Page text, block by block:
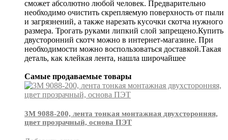
сможет абсолютно любой человек. Предварительно
необходимо очистить скрепляемую поверхность от пыли
и загрязнений, а также нарезать кусочки скотча нужного
размера. Трогать руками липкий слой запрещено.Купить
двусторонний скотч можно в интернет-магазине. При
необходимости можно воспользоваться доставкой.Такая
деталь, как клейкая лента, нашла широчайшее
Самые продаваемые товары
3М 9088-200, лента тонкая монтажная двухсторонняя,
цвет прозрачный, основа ПЭТ